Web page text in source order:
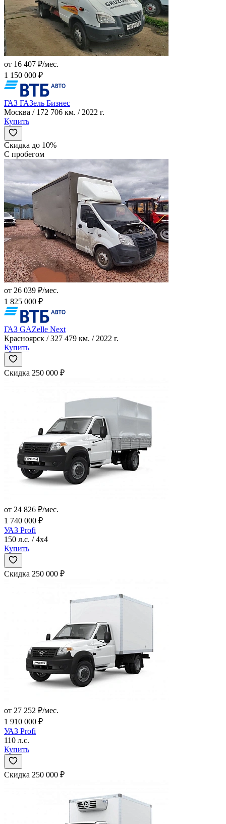
от 16 407 ₽/мес.
1 150 000 ₽
ГАЗ ГАЗель Бизнес
Москва / 172 706 км. / 2022 г.
Купить
Скидка до 10%
С пробегом
от 26 039 ₽/мес.
1 825 000 ₽
ГАЗ GAZelle Next
Красноярск / 327 479 км. / 2022 г.
Купить
Скидка 250 000 ₽
от 24 826 ₽/мес.
1 740 000 ₽
УАЗ Profi
150 л.с. / 4x4
Купить
Скидка 250 000 ₽
от 27 252 ₽/мес.
1 910 000 ₽
УАЗ Profi
110 л.с.
Купить
Скидка 250 000 ₽